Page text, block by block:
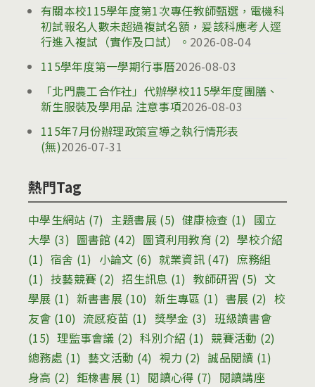
有關本校115學年度第1次專任教師甄選，電機科
初試報名人數未超過複試名額，爰該科應考人逕
行進入複試（實作及口試）。 2026-08-04
115學年度第一學期行事曆2026-08-03
「北門農工合作社」代辦學校115學年度團膳、
新生服裝及學用品 注意事項2026-08-03
115年7月份辦理政策宣導之執行情形表
(無)2026-07-31
熱門Tag
中學生網站 (7) 主題書展(5) 健康檢查 (1) 國立
大學 (3) 圖書館 (42) 圖資利用教育 (2) 學校介紹
(1) 宿舍 (1) 小論文 (6) 就業資訊 (47) 庶務組
(1) 技藝競賽 (2) 招生訊息 (1) 教師研習 (5) 文
學展 (1) 新書書展 (10) 新生專區 (1) 書展 (2) 校
友會 (10) 流感疫苗 (1) 獎學金 (3) 班級讀書會
(15) 理監事會議 (2) 科別介紹 (1) 競賽活動 (2)
總務處 (1) 藝文活動 (4) 視力 (2) 誠品閱讀 (1)
身高 (2) 鉅橡書展 (1) 閱讀心得 (7) 閱讀講座